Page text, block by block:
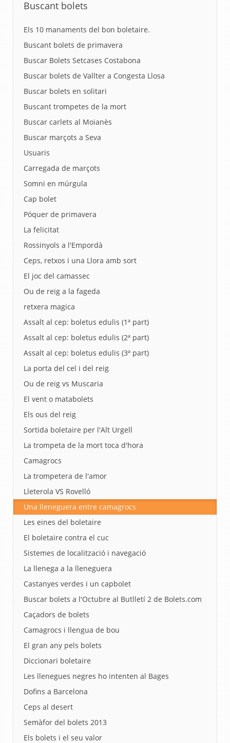
Buscant bolets
Els 10 manaments del bon boletaire.
Buscant bolets de primavera
Buscar Bolets Setcases Costabona
Buscar bolets de Vallter a Congesta Llosa
Buscar bolets en solitari
Buscant trompetes de la mort
Buscar carlets al Moianès
Buscar marçots a Seva
Usuaris
Carregada de marçots
Somni en múrgula
Cap bolet
Póquer de primavera
La felicitat
Rossinyols a l'Empordà
Ceps, retxos i una Llora amb sort
El joc del camassec
Ou de reig a la fageda
retxera magica
Assalt al cep: boletus edulis (1ª part)
Assalt al cep: boletus edulis (2ª part)
Assalt al cep: boletus edulis (3ª part)
La porta del cel i del reig
Ou de reig vs Muscaria
El vent o matabolets
Els ous del reig
Sortida boletaire per l'Alt Urgell
La trompeta de la mort toca d'hora
Camagrocs
La trompetera de l'amor
Lleterola VS Rovelló
Una lleneguera entre camagrocs
Les eines del boletaire
El boletaire contra el cuc
Sistemes de localització i navegació
La llenega a la lleneguera
Castanyes verdes i un capbolet
Buscar bolets a l'Octubre al Butlletí 2 de Bolets.com
Caçadors de bolets
Camagrocs i llengua de bou
El gran any pels bolets
Diccionari boletaire
Les llenegues negres ho intenten al Bages
Dofins a Barcelona
Ceps al desert
Semàfor del bolets 2013
Els bolets i el seu valor